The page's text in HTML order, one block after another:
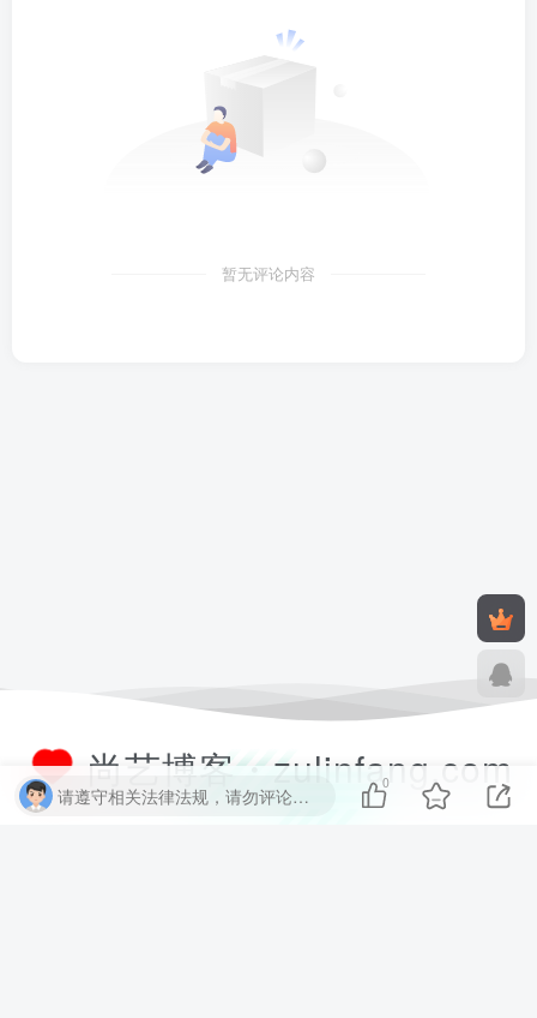
暂无评论内容
尚艺博客・zulinfang.com
请遵守相关法律法规，请勿评论纯表情、纯数字、纯英文、乱码文字等无用信息，否则关7 天小黑屋！
0